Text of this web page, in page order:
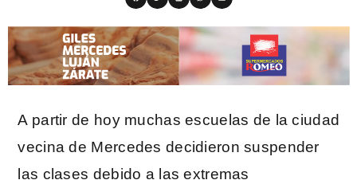
A partir de hoy muchas escuelas de la ciudad
vecina de Mercedes decidieron suspender
las clases debido a las extremas